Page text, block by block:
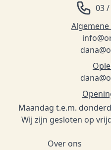
03 /
Maandag t.e.m.
Wij zijn gesloten op
Over ons